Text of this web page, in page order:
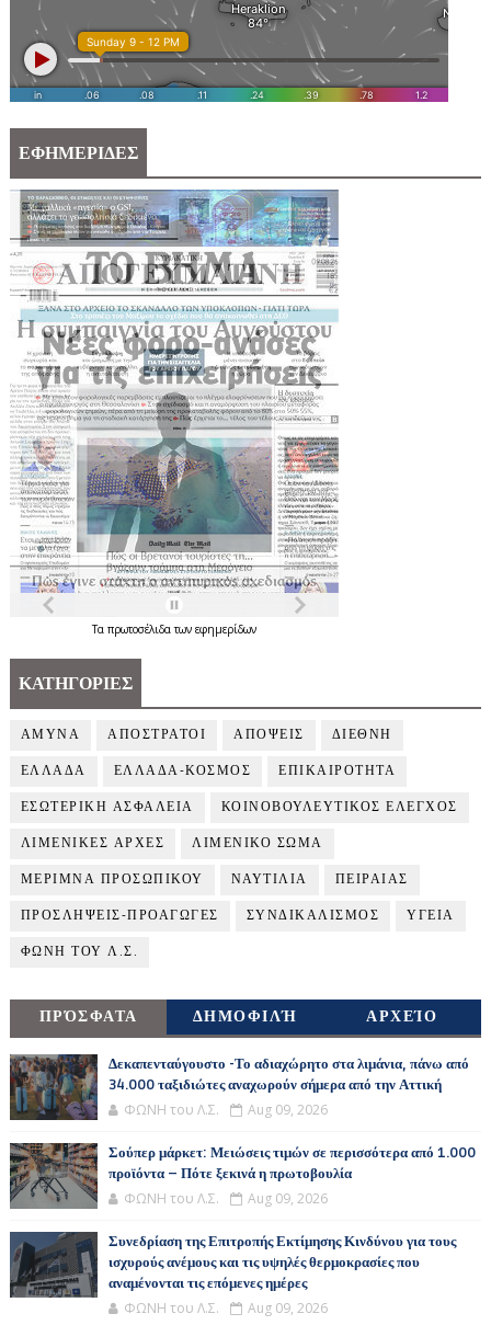
ΕΦΗΜΕΡΙΔΕΣ
Τα πρωτοσέλιδατων εφημερίδων
ΚΑΤΗΓΟΡΙΕΣ
ΑΜΥΝΑ ΑΠΟΣΤΡΑΤΟΙ ΑΠΟΨΕΙΣ ΔΙΕΘΝΗ
ΕΛΛΑΔΑ ΕΛΛΑΔΑ-ΚΟΣΜΟΣ ΕΠΙΚΑΙΡΟΤΗΤΑ
ΕΣΩΤΕΡΙΚΗ ΑΣΦΑΛΕΙΑ ΚΟΙΝΟΒΟΥΛΕΥΤΙΚΟΣ ΕΛΕΓΧΟΣ
ΛΙΜΕΝΙΚΕΣ ΑΡΧΕΣ ΛΙΜΕΝΙΚΟ ΣΩΜΑ
ΜΕΡΙΜΝΑ ΠΡΟΣΩΠΙΚΟΥ ΝΑΥΤΙΛΙΑ ΠΕΙΡΑΙΑΣ
ΠΡΟΣΛΗΨΕΙΣ-ΠΡΟΑΓΩΓΕΣ ΣΥΝΔΙΚΑΛΙΣΜΟΣ ΥΓΕΙΑ
ΦΩΝΗ ΤΟΥ Λ.Σ.
ΠΡΌΣΦΑΤΑ ΔΗΜΟΦΙΛΉ ΑΡΧΕΊΟ
Δεκαπενταύγουστο -Το αδιαχώρητο στα λιμάνια, πάνω από
34.000 ταξιδιώτες αναχωρούν σήμερα από την Αττική
ΦΩΝΗ του Λ.Σ. Aug 09, 2026
Σούπερ μάρκετ: Μειώσεις τιμών σε περισσότερα από 1.000
προϊόντα – Πότε ξεκινά η πρωτοβουλία
ΦΩΝΗ του Λ.Σ. Aug 09, 2026
Συνεδρίαση της Επιτροπής Εκτίμησης Κινδύνου για τους
ισχυρούς ανέμους και τις υψηλές θερμοκρασίες που
αναμένονται τις επόμενες ημέρες
ΦΩΝΗ του Λ.Σ. Aug 09, 2026